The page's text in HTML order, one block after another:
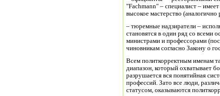
"Fachmann" – специалист –
высокое мастерство (аналогично
– тюремные надзиратели –
становятся в один ряд со всеми
министрами и профессорами
чиновникам согласно Закону о
Всем политкорректным именам
диапазон, который охватывает
разрушается вся понятийная
профессий. Зато все люди,
статусом, оказываются